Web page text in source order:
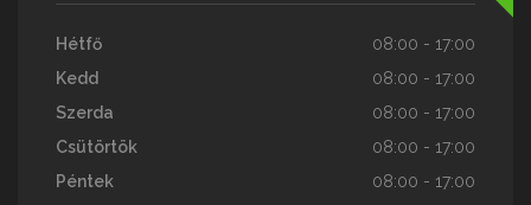
Hétfő
08:00 - 17:00
Kedd
08:00 - 17:00
Szerda
08:00 - 17:00
Csütörtök
08:00 - 17:00
Péntek
08:00 - 17:00